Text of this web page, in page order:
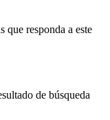
que responda a este
de búsqueda